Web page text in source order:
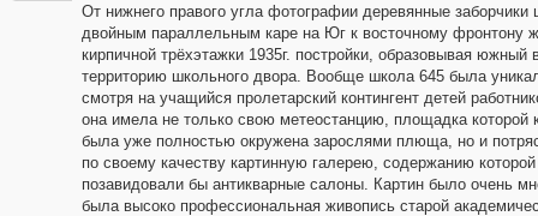
От нижнего правого угла фотографии деревянные заборчики
двойным параллельным каре на Юг к восточному фронтону
кирпичной трёхэтажки 1935г. постройки, образовывая южный
территорию школьного двора. Вообще школа 645 была
смотря на учащийся пролетарский контингент детей
она имела не только свою метеостанцию, площадка которой
была уже полностью окружена зарослями плюща, но и
по своему качеству картинную галерею, содержанию
позавидовали бы антикварные салоны. Картин было очень
была высоко профессиональная живопись старой